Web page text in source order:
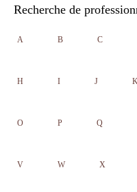
Recherche de
A B C
H I J
O P Q
V W X